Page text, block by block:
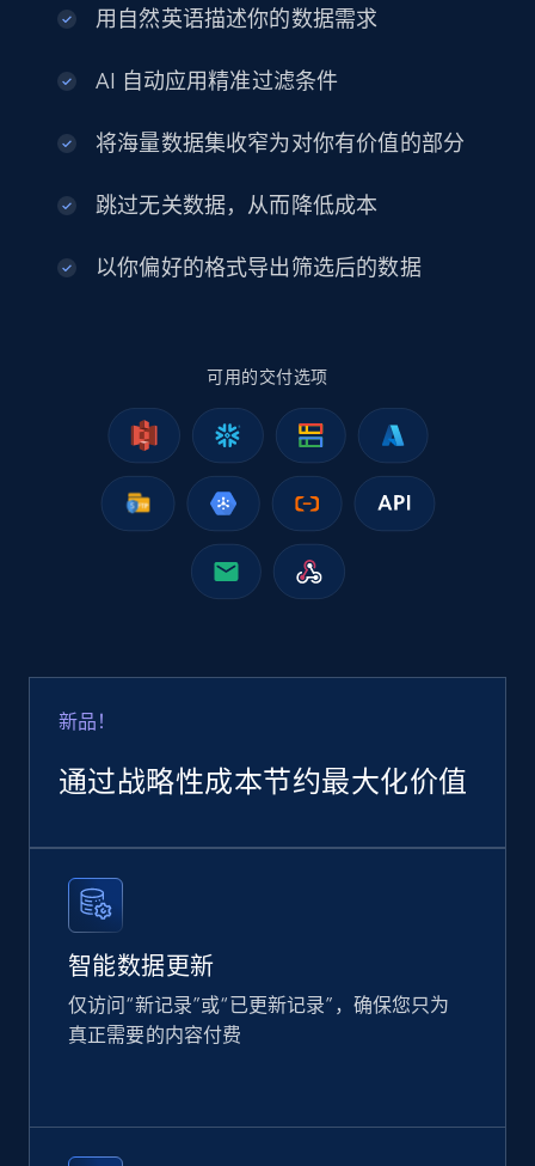
Indeed job listings information
title, Description text, Benefits, Qualifications,
Business
Companies information enriched dataset
URL, ID lc, Name lc, Country code lc, Locations
lc, Followers lc, Employees in linkedin lc, About
lc, and more.
Enriched
Employees business enriched dataset
URL, Profile url, Linkedin num id, Avatar, Profile
connections, and more.
Business
5.3K+ 384+ 立即购买
用自然英语描述你的数据需求
AI 自动应用精准过滤条件
将海量数据集收窄为对你有价值的部分
跳过无关数据，从而降低成本
以你偏好的格式导出筛选后的数据
可用的交付选项
新品！
通过战略性成本节约最大化价值
智能数据更新
仅访问“新记录”或“已更新记录”，确保您只为
真正需要的内容付费